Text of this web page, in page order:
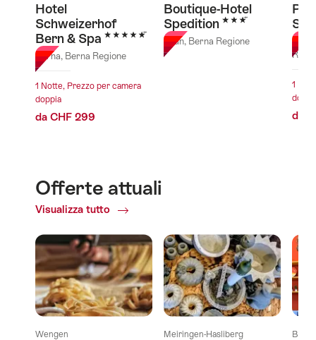
Hotel
Schweizerhof
Bern & Spa 5 Stelle
Berna, Berna Regione
1 Notte, Prezzo per camera
doppia
da CHF 299
Boutique-Hotel
Spedition 3 Stelle
Thun, Berna Regione
1
da
Offerte attuali
Visualizza tutto
Offerte
Wengen Meiringen-Hasliberg Biel/